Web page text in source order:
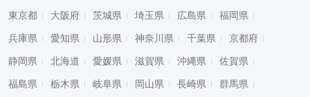
東京都 大阪府 茨城県 埼玉県 広島県 福岡県
兵庫県 愛知県 山形県 神奈川県 千葉県 京都府
静岡県 北海道 愛媛県 滋賀県 沖縄県 佐賀県
福島県 栃木県 岐阜県 岡山県 長崎県 群馬県